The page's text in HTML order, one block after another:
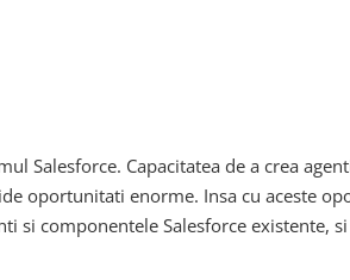
Salesforce. Capacitatea de a crea
oportunitati enorme. Insa cu aceste
si componentele Salesforce existente,